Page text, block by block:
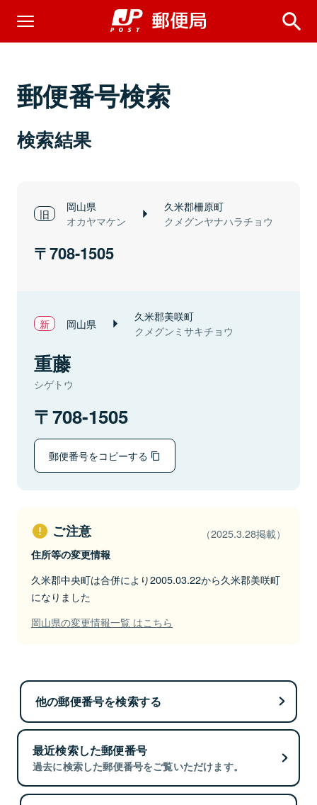
郵便番号検索
検索結果
岡山県
オカヤマケン
久米郡柵原町
クメグンヤナハラチョウ
708-1505
岡山県 久米郡美咲町
クメグンミサキチョウ
重藤
シゲトウ
708-1505
郵便番号をコピーする
ご注意 （2025.3.28掲載）
住所等の変更情報
久米郡中央町は合併により2005.03.22から久米郡美咲町
になりました
岡山県の変更情報一覧 はこちら
他の郵便番号を検索する
最近検索した郵便番号
過去に検索した郵便番号をご覧いただけます。